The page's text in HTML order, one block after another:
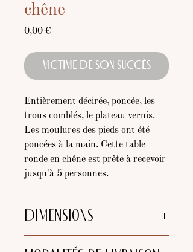
chêne
0,00 €Prix
VICTIME DE SON SUCCÈS
Entièrement décirée, poncée, les
trous comblés, le plateau vernis.
Les moulures des pieds ont été
poncées à la main. Cette table
ronde en chêne est prête à recevoir
jusqu'à 5 personnes.
Dimensions